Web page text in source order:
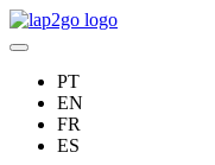
PT
EN
FR
ES